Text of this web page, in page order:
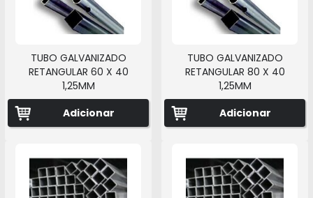
TUBO GALVANIZADO
RETANGULAR 60 X 40
1,25MM
Adicionar
TUBO GALVANIZADO
RETANGULAR 80 X 40
1,25MM
Adicionar